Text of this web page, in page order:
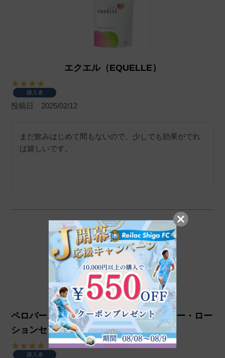
エクエル（EQUELLE）
購入者
投稿日 2025/02/12
まだ飲みはじめて間もないので、少しでも効果がでれ
ば嬉しいです。
ペロバーム シャンプー・コンディショナー・ロー
ションセット
購入者